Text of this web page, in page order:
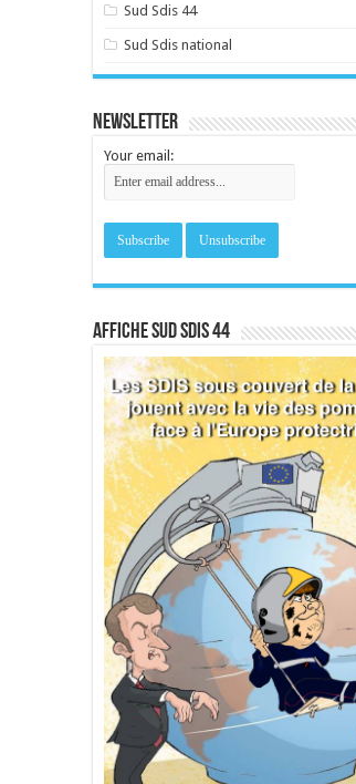
Sud Sdis 44
Sud Sdis national
Newsletter
Your email:
Affiche sud SDIS 44